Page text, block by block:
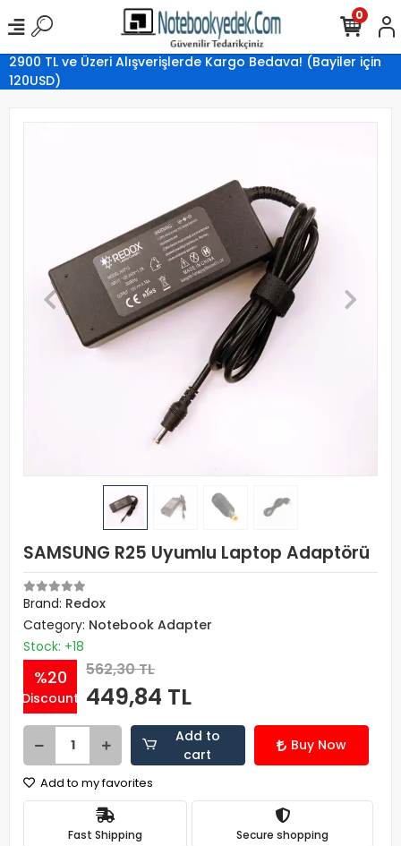
2900 TL ve Üzeri Alışverişlerde Kargo Bedava! (Bayiler için
120USD)
0
SAMSUNG R25 Uyumlu Laptop Adaptörü
Brand: Redox
Category: Notebook Adapter
Stock: +18
%20
Discount
562,30 TL
449,84 TL
Add to
cart
Buy Now
Add to my favorites
Fast Shipping Secure shopping